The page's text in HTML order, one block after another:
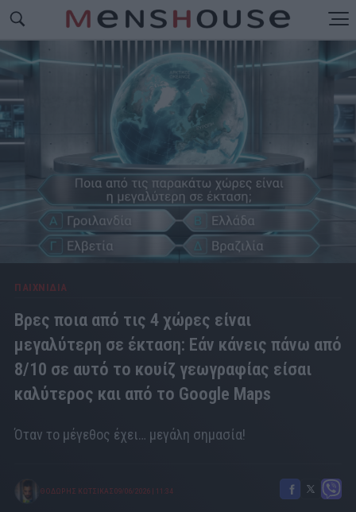
ΠΑΙΧΝΙΔΙΑ
Βρες ποια από τις 4 χώρες είναι
μεγαλύτερη σε έκταση: Εάν κάνεις πάνω από
8/10 σε αυτό το κουίζ γεωγραφίας είσαι
καλύτερος και από το Google Maps
Όταν το μέγεθος έχει… μεγάλη σημασία!
ΘΟΔΩΡΗΣ ΚΩΤΣΙΚΑΣ 09/06/2026 11:34